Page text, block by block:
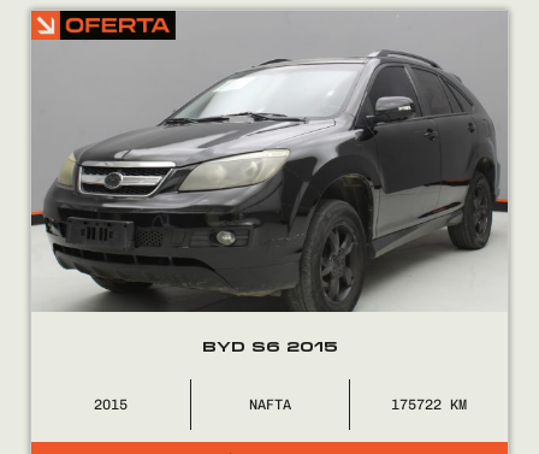
COMPRÁ
VENDÉ
FINANCIÁ
NOSOTROS
CONTACTO
BYD S6 2015
2015 NAFTA 175722